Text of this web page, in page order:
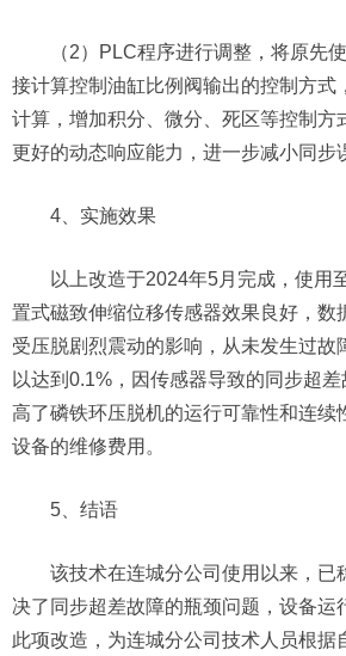
（2）PLC程序进行调整，将原先
接计算控制油缸比例阀输出的控制方式
计算，增加积分、微分、死区等控制方
更好的动态响应能力，进一步减小同步
4、实施效果
以上改造于2024年5月完成，使用
置式磁致伸缩位移传感器效果良好，数
受压脱剧烈震动的影响，从未发生过故
以达到0.1%，因传感器导致的同步超
高了磷铁环压脱机的运行可靠性和连续
设备的维修费用。
5、结语
该技术在连城分公司使用以来，已
决了同步超差故障的瓶颈问题，设备运
此项改造，为连城分公司技术人员根据